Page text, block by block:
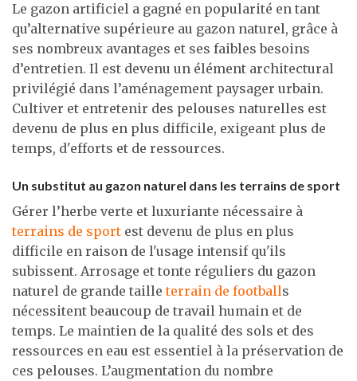
Le gazon artificiel a gagné en popularité en tant
qu’alternative supérieure au gazon naturel, grâce à
ses nombreux avantages et ses faibles besoins
d’entretien. Il est devenu un élément architectural
privilégié dans l’aménagement paysager urbain.
Cultiver et entretenir des pelouses naturelles est
devenu de plus en plus difficile, exigeant plus de
temps, d'efforts et de ressources.
Un substitut au gazon naturel dans les terrains de sport
Gérer l’herbe verte et luxuriante nécessaire à
terrains de sport est devenu de plus en plus
difficile en raison de l'usage intensif qu'ils
subissent. Arrosage et tonte réguliers du gazon
naturel de grande tailleterrain de footballs
nécessitent beaucoup de travail humain et de
temps. Le maintien de la qualité des sols et des
ressources en eau est essentiel à la préservation de
ces pelouses. L’augmentation du nombre